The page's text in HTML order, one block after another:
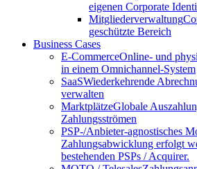
eigenen Corporate
Mitgliederverwaltung
geschützte Bereich
Business Cases
E-CommerceOnline- und
in einem Omnichannel-System
SaaSWiederkehrende
verwalten
MarktplätzeGlobale
Zahlungsströmen
PSP-/Anbieter‑agnostisches
Zahlungsabwicklung erfolgt
bestehenden PSPs / Acquirer.